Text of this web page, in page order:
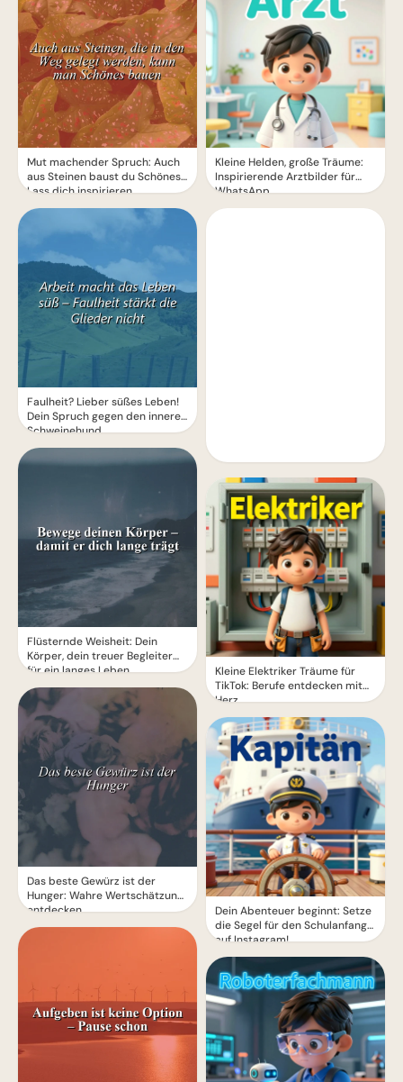
Mut machender Spruch: Auch
aus Steinen baust du Schönes!
Lass dich inspirieren.
Faulheit? Lieber süßes Leben!
Dein Spruch gegen den inneren
Schweinehund
Flüsternde Weisheit: Dein
Körper, dein treuer Begleiter
für ein langes Leben
Das beste Gewürz ist der
Hunger: Wahre Wertschätzung
entdecken
Kleine Helden, große Träume:
Inspirierende Arztbilder für
WhatsApp.
Kleine Elektriker Träume für
TikTok: Berufe entdecken mit
Herz
Dein Abenteuer beginnt: Setze
die Segel für den Schulanfang
auf Instagram!